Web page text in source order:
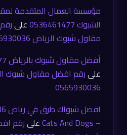
مؤسسة العمال المتقدمة
الشبوك 0536461477
على
مقاول شبوك الرياض 0565930036
أفضل مقاول شبوك بالرياض 0536461477
علىرقم افضل مقاول شبوك
0565930036
– Cats And Dogs
علىرقم